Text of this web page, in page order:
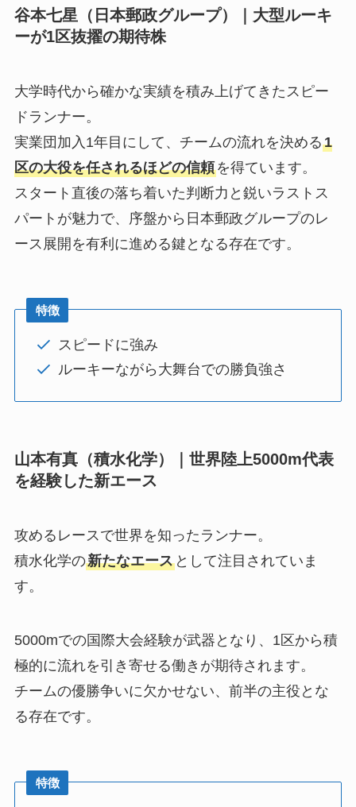
谷本七星（日本郵政グループ）｜大型ルーキ
ーが1区抜擢の期待株
大学時代から確かな実績を積み上げてきたスピー
ドランナー。
実業団加入1年目にして、チームの流れを決める1
区の大役を任されるほどの信頼を得ています。
スタート直後の落ち着いた判断力と鋭いラストス
パートが魅力で、序盤から日本郵政グループのレ
ース展開を有利に進める鍵となる存在です。
特徴
スピードに強み
ルーキーながら大舞台での勝負強さ
山本有真（積水化学）｜世界陸上5000m代表
を経験した新エース
攻めるレースで世界を知ったランナー。
積水化学の新たなエースとして注目されていま
す。
5000mでの国際大会経験が武器となり、1区から積
極的に流れを引き寄せる働きが期待されます。
チームの優勝争いに欠かせない、前半の主役とな
る存在です。
特徴